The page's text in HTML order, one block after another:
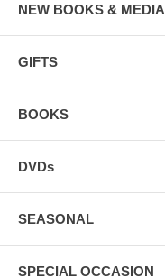
NEW BOOKS & MEDIA
GIFTS
BOOKS
DVDs
SEASONAL
SPECIAL OCCASION